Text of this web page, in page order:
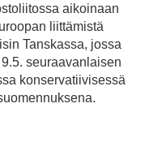
aikoinaan
liittämistä
Tanskassa, jossa
seuraavanlaisen
konservatiivisessä